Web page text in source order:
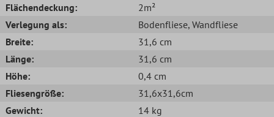
Flächendeckung:
2m²
Verlegung als:
Bodenfliese, Wandfliese
Breite:
31,6 cm
Länge:
31,6 cm
Höhe:
0,4 cm
Fliesengröße:
31,6x31,6cm
Gewicht:
14 kg